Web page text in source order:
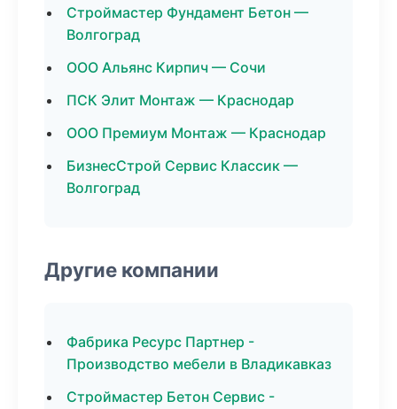
Строймастер Фундамент Бетон —
Волгоград
ООО Альянс Кирпич — Сочи
ПСК Элит Монтаж — Краснодар
ООО Премиум Монтаж — Краснодар
БизнесСтрой Сервис Классик —
Волгоград
Другие компании
Фабрика Ресурс Партнер -
Производство мебели в Владикавказ
Строймастер Бетон Сервис -